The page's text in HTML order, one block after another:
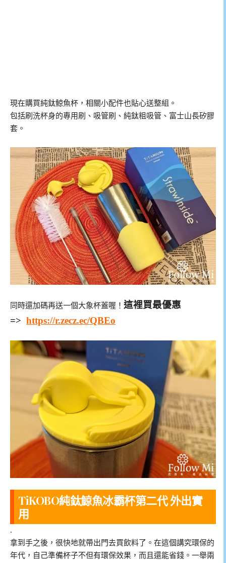
現在購買純鈦鯨魚杯，相關小配件也貼心送整組。
包括刷洗杯身的專用刷、吸管刷、純鈦粗吸管、富士山長矽膠
套。
同時還加碼再送一個大象杯蓋喔！ 這裡買最優惠
=> https://r.zecz.ec/QBEo
TiKOBO純鈦鯨魚冰霸杯第二代 外出實
用
.
拿到手之後，很快地就帶出門去買飲料了。在這個講究環保的
年代，自己準備杯子不但有環保效果，而且還能省錢。一舉兩